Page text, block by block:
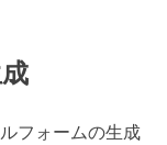
フォームの生成